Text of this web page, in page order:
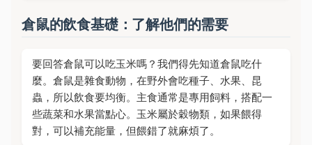
倉鼠的飲食基礎：了解他們的需要
要回答倉鼠可以吃玉米嗎？我們得先知道倉鼠吃什
麼。倉鼠是雜食動物，在野外會吃種子、水果、昆
蟲，所以飲食要均衡。主食通常是專用飼料，搭配一
些蔬菜和水果當點心。玉米屬於穀物類，如果餵得
對，可以補充能量，但餵錯了就麻煩了。